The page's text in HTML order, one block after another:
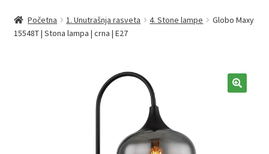
Početna 1. Unutrašnja rasveta 4. Stone lampe
Globo Maxy
15548T | Stona lampa | crna | E27